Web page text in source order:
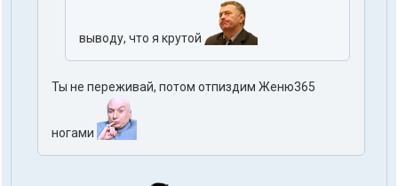
выводу, что я крутой
Ты не переживай, потом отпиздим Женю365
ногами